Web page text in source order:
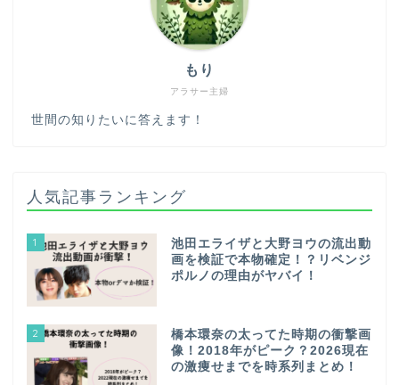
アラサー主婦
もり
世間の知りたいに答えます！
人気記事ランキング
1
池田エライザと大野ヨウの流出動
画を検証で本物確定！？リベンジ
ポルノの理由がヤバイ！
2
橋本環奈の太ってた時期の衝撃画
像！2018年がピーク？2026現在
の激痩せまでを時系列まとめ！